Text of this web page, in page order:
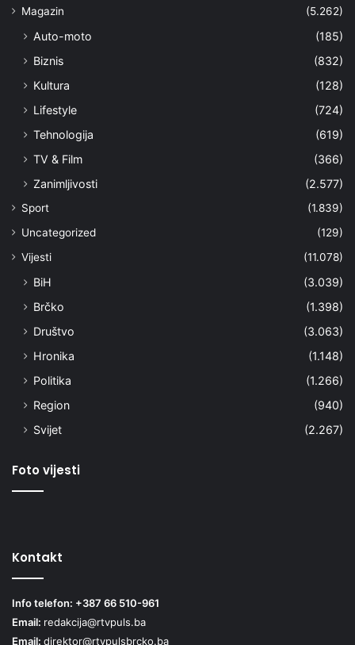
Magazin
(5.262)
Auto-moto
(185)
Biznis
(832)
Kultura
(128)
Lifestyle
(724)
Tehnologija
(619)
TV & Film
(366)
Zanimljivosti
(2.577)
Sport
(1.839)
Uncategorized
(129)
Vijesti
(11.078)
BiH
(3.039)
Brčko
(1.398)
Društvo
(3.063)
Hronika
(1.148)
Politika
(1.266)
Region
(940)
Svijet
(2.267)
Foto vijesti
Kontakt
Info telefon: +387 66 510-961
Email: redakcija@rtvpuls.ba
Email: direktor@rtvpulsbrcko.ba